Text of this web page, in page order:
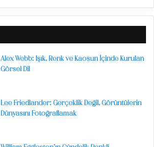
Alex Webb: Işık, Renk ve Kaosun İçinde Kurulan
Görsel Dil
Lee Friedlander: Gerçeklik Değil, Görüntülerin
Dünyasını Fotoğraflamak